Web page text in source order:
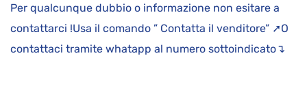
Per qualcunque dubbio o informazione non esitare a
contattarci !Usa il comando ” Contatta il venditore” ➚O
contattaci tramite whatapp al numero sottoindicato↴